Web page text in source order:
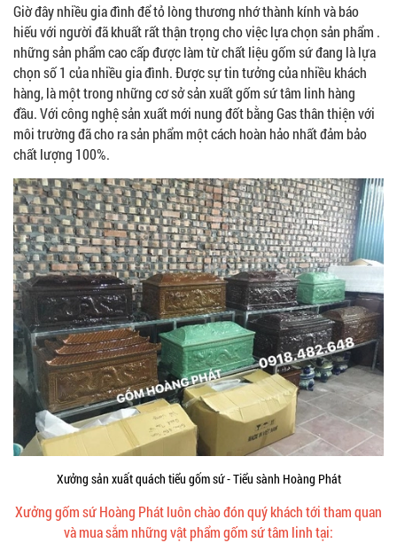
Giờ đây nhiều gia đình để tỏ lòng thương nhớ thành kính và báo
hiếu với người đã khuất rất thận trọng cho việc lựa chọn sản phẩm .
những sản phẩm cao cấp được làm từ chất liệu gốm sứ đang là lựa
chọn số 1 của nhiều gia đình. Được sự tin tưởng của nhiều khách
hàng, là một trong những cơ sở sản xuất gốm sứ tâm linh hàng
đầu. Với công nghệ sản xuất mới nung đốt bằng Gas thân thiện với
môi trường đã cho ra sản phẩm một cách hoàn hảo nhất đảm bảo
chất lượng 100%.
Xưởng sản xuất quách tiểu gốm sứ - Tiểu sành Hoàng Phát
Xưởng gốm sứ Hoàng Phát luôn chào đón quý khách tới tham quan
và mua sắm những vật phẩm gốm sứ tâm linh tại: